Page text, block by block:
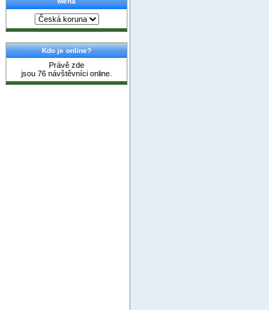
Kdo je online?
Právě zde
jsou 76 návštěvníci online.